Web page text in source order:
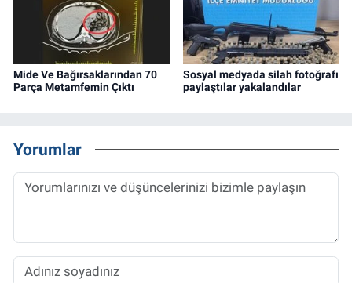
Mide Ve Bağırsaklarından 70
Parça Metamfemin Çıktı
Sosyal medyada silah fotoğrafı
paylaştılar yakalandılar
Yorumlar